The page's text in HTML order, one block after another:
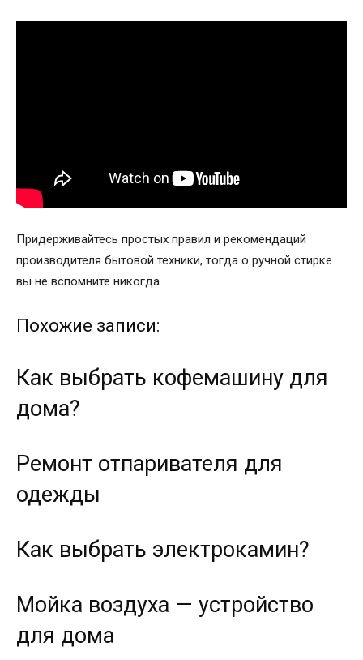
Придерживайтесь простых правил и рекомендаций
производителя бытовой техники, тогда о ручной стирке
вы не вспомните никогда.
Похожие записи:
Как выбрать кофемашину для
дома?
Ремонт отпаривателя для
одежды
Как выбрать электрокамин?
Мойка воздуха — устройство
для дома